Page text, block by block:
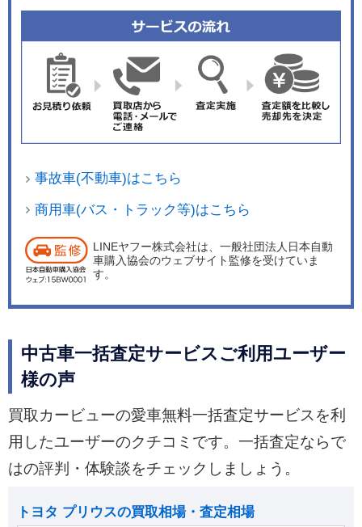
事故車(不動車)はこちら
商用車(バス・トラック等)はこちら
LINEヤフー株式会社は、一般社団法人日本自動
車購入協会のウェブサイト監修を受けていま
す。
中古車一括査定サービスご利用ユーザー
様の声
買取カービューの愛車無料一括査定サービスを利
用したユーザーのクチコミです。一括査定ならで
はの評判・体験談をチェックしましょう。
トヨタ プリウスの買取相場・査定相場